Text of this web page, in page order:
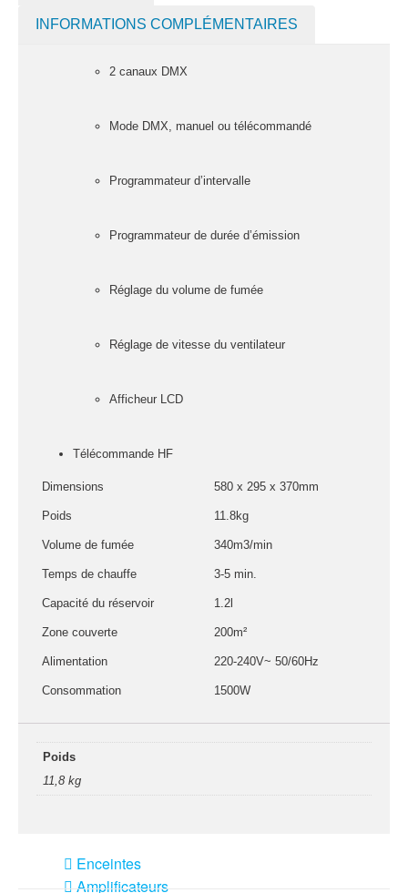
led divers
Pied et structure
Projecteurs led
LOCATION
Machines à
confetti
Machines à
fumée-geyser
ÉCLAIRAGE
Éclairage
Projecteurs LED
éclairage
Contrôle DMX
Lyres
Liquides
Strobes
Enceintes
Amplificateurs
INFORMATIONS COMPLÉMENTAIRES
2 canaux DMX
Mode DMX, manuel ou télécommandé
Programmateur d’intervalle
Programmateur de durée d’émission
Réglage du volume de fumée
Réglage de vitesse du ventilateur
Afficheur LCD
Télécommande HF
Dimensions 580 x 295 x 370mm
Poids 11.8kg
Volume de fumée 340m3/min
Temps de chauffe 3-5 min.
Capacité du réservoir 1.2l
Zone couverte 200m²
Alimentation 220-240V~ 50/60Hz
Consommation 1500W
Poids
11,8 kg